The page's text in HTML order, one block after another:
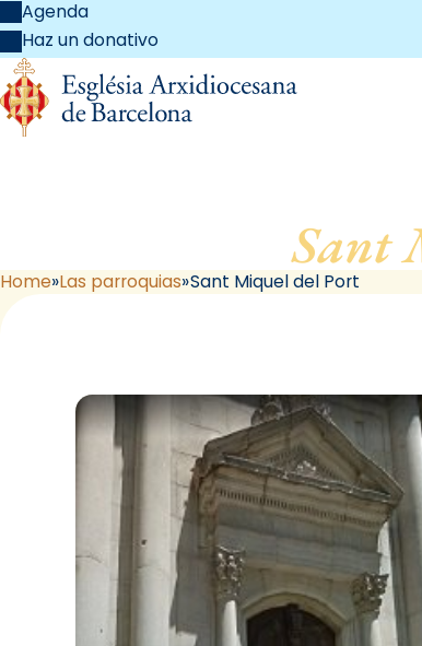
Agenda
Haz un donativo
Sant
Home Las parroquias Sant Miquel del Port